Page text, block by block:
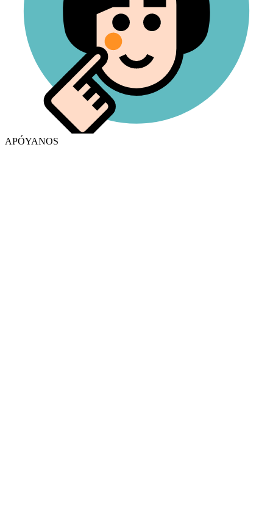
APÓYANOS